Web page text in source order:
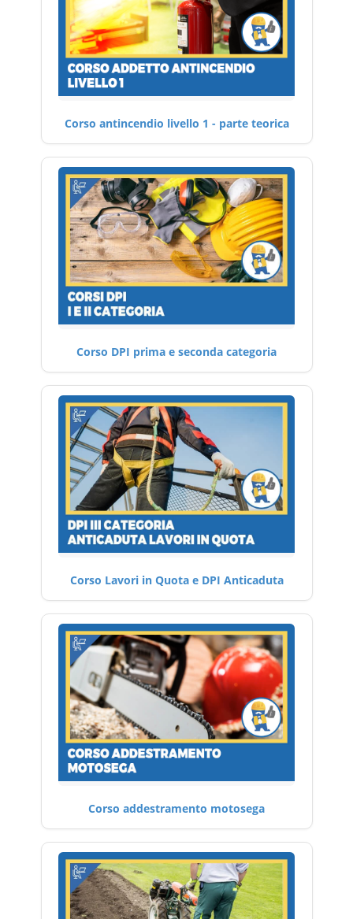
Corso antincendio livello 1 - parte teorica
Corso DPI prima e seconda categoria
Corso Lavori in Quota e DPI Anticaduta
Corso addestramento motosega